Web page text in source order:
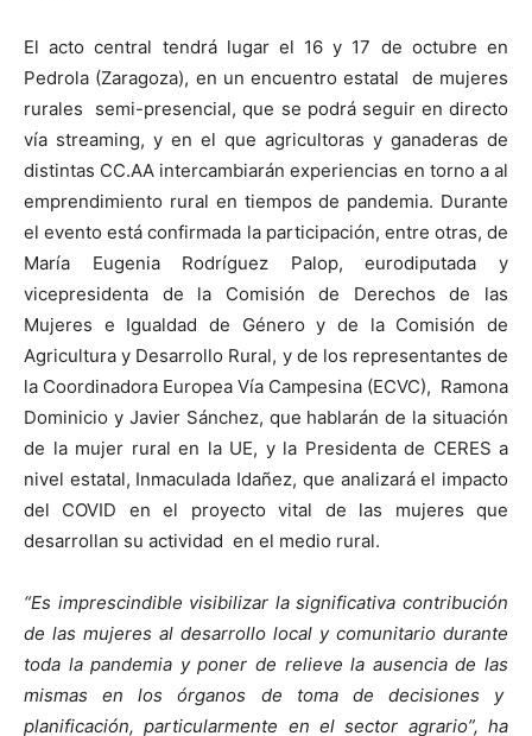
El acto central tendrá lugar el 16 y 17 de octubre en
Pedrola (Zaragoza), en un encuentro estatal de mujeres
rurales semi-presencial, que se podrá seguir en directo
vía streaming, y en el que agricultoras y ganaderas de
distintas CC.AA intercambiarán experiencias en torno a al
emprendimiento rural en tiempos de pandemia. Durante
el evento está confirmada la participación, entre otras, de
María Eugenia Rodríguez Palop, eurodiputada y
vicepresidenta de la Comisión de Derechos de las
Mujeres e Igualdad de Género y de la Comisión de
Agricultura y Desarrollo Rural, y de los representantes de
la Coordinadora Europea Vía Campesina (ECVC), Ramona
Dominicio y Javier Sánchez, que hablarán de la situación
de la mujer rural en la UE, y la Presidenta de CERES a
nivel estatal, Inmaculada Idañez, que analizará el impacto
del COVID en el proyecto vital de las mujeres que
desarrollan su actividad en el medio rural.
“Es imprescindible visibilizar la significativa contribución
de las mujeres al desarrollo local y comunitario durante
toda la pandemia y poner de relieve la ausencia de las
mismas en los órganos de toma de decisiones y
planificación, particularmente en el sector agrario”, ha